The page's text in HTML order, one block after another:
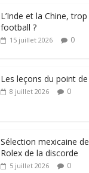
L’Inde et la Chine,
football ?
15 juillet 2026 0
Les leçons du point
8 juillet 2026 0
Sélection mexicaine
Rolex de la discorde
5 juillet 2026 0